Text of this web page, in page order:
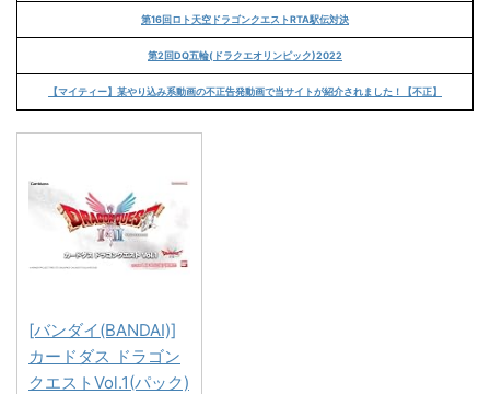
第16回ロト天空ドラゴンクエストRTA駅伝対決
第2回DQ五輪(ドラクエオリンピック)2022
【マイティー】某やり込み系動画の不正告発動画で当サイトが紹介されました！【不正】
[バンダイ(BANDAI)]
カードダス ドラゴン
クエストVol.1(パック)